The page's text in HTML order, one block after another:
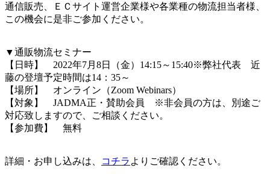
通信販売、ＥＣサイト運営企業様や各業種の物流担当者様、
この機会に是非ご参加ください。
▼通販物流セミナー
【日時】 2022年7月8日（金）14:15～15:40※弊社代表 近
藤の登壇予定時間は14：35～
【場所】 オンライン（Zoom Webinars）
【対象】 JADMA正・賛助会員 ※非会員の方は、別途ご
対応致しますので、ご相談ください。
【参加費】 無料
詳細・お申し込みは、 コチラ よりご確認ください。